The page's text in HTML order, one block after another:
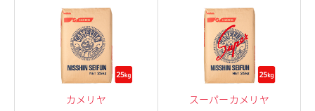
日清製粉グループ
お問い合わせ
English
Chinese
カメリヤ
スーパーカメリヤ